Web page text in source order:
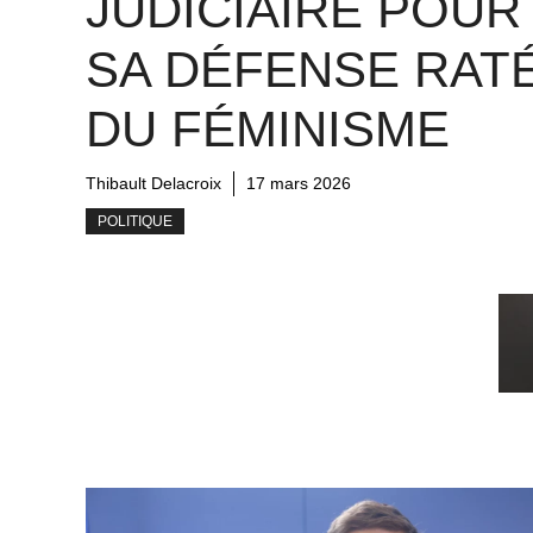
SA DÉFENSE
DU FÉMINISME
Thibault Delacroix 17 mars 2026
POLITIQUE